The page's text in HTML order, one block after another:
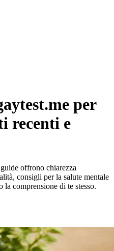
per
recenti e
offrono chiarezza
consigli per la salute mentale
la comprensione di te stesso.